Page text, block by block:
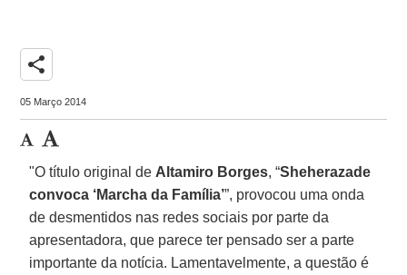
share
05 Março 2014
"O título original de Altamiro Borges, “Sheherazade
convoca ‘Marcha da Família’”, provocou uma onda
de desmentidos nas redes sociais por parte da
apresentadora, que parece ter pensado ser a parte
importante da notícia. Lamentavelmente, a questão é